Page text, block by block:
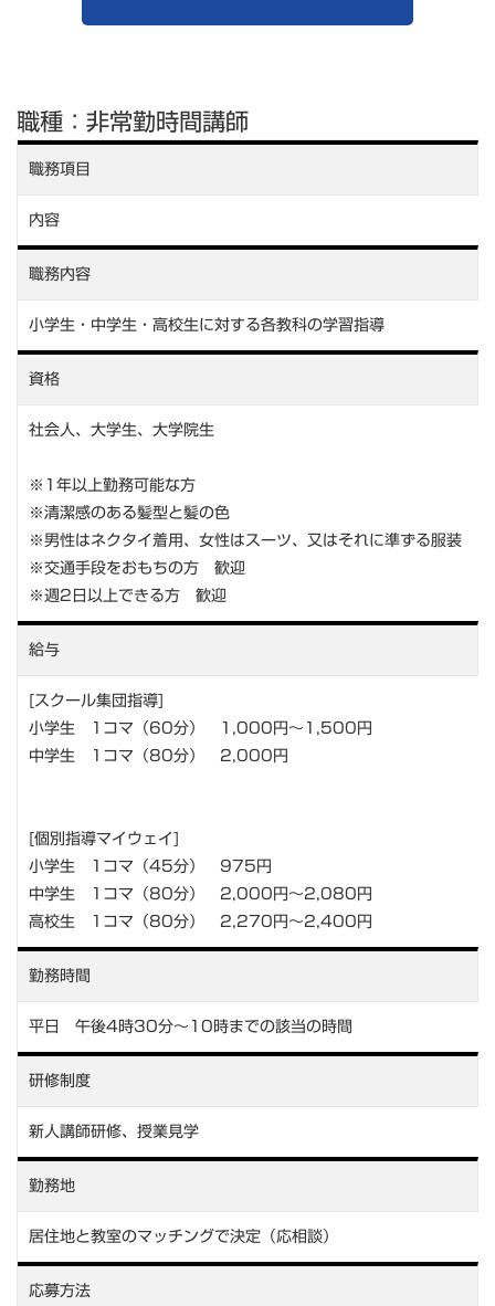
職種：非常勤時間講師
職務項目
内容
職務内容
小学生・中学生・高校生に対する各教科の学習指導
資格
社会人、大学生、大学院生
※1年以上勤務可能な方
※清潔感のある髪型と髪の色
※男性はネクタイ着用、女性はスーツ、又はそれに準ずる服装
※交通手段をおもちの方 歓迎
※週2日以上できる方 歓迎
給与
[スクール集団指導]
小学生 1コマ（60分） 1,000円～1,500円
中学生 1コマ（80分） 2,000円
[個別指導マイウェイ]
小学生 1コマ（45分） 975円
中学生 1コマ（80分） 2,000円～2,080円
高校生 1コマ（80分） 2,270円～2,400円
勤務時間
平日 午後4時30分～10時までの該当の時間
研修制度
新人講師研修、授業見学
勤務地
居住地と教室のマッチングで決定（応相談）
応募方法